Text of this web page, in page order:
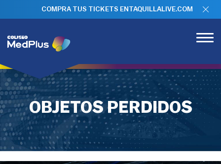
COMPRA TUS TICKETS EN TAQUILLALIVE.COM
OBJETOS PERDIDOS